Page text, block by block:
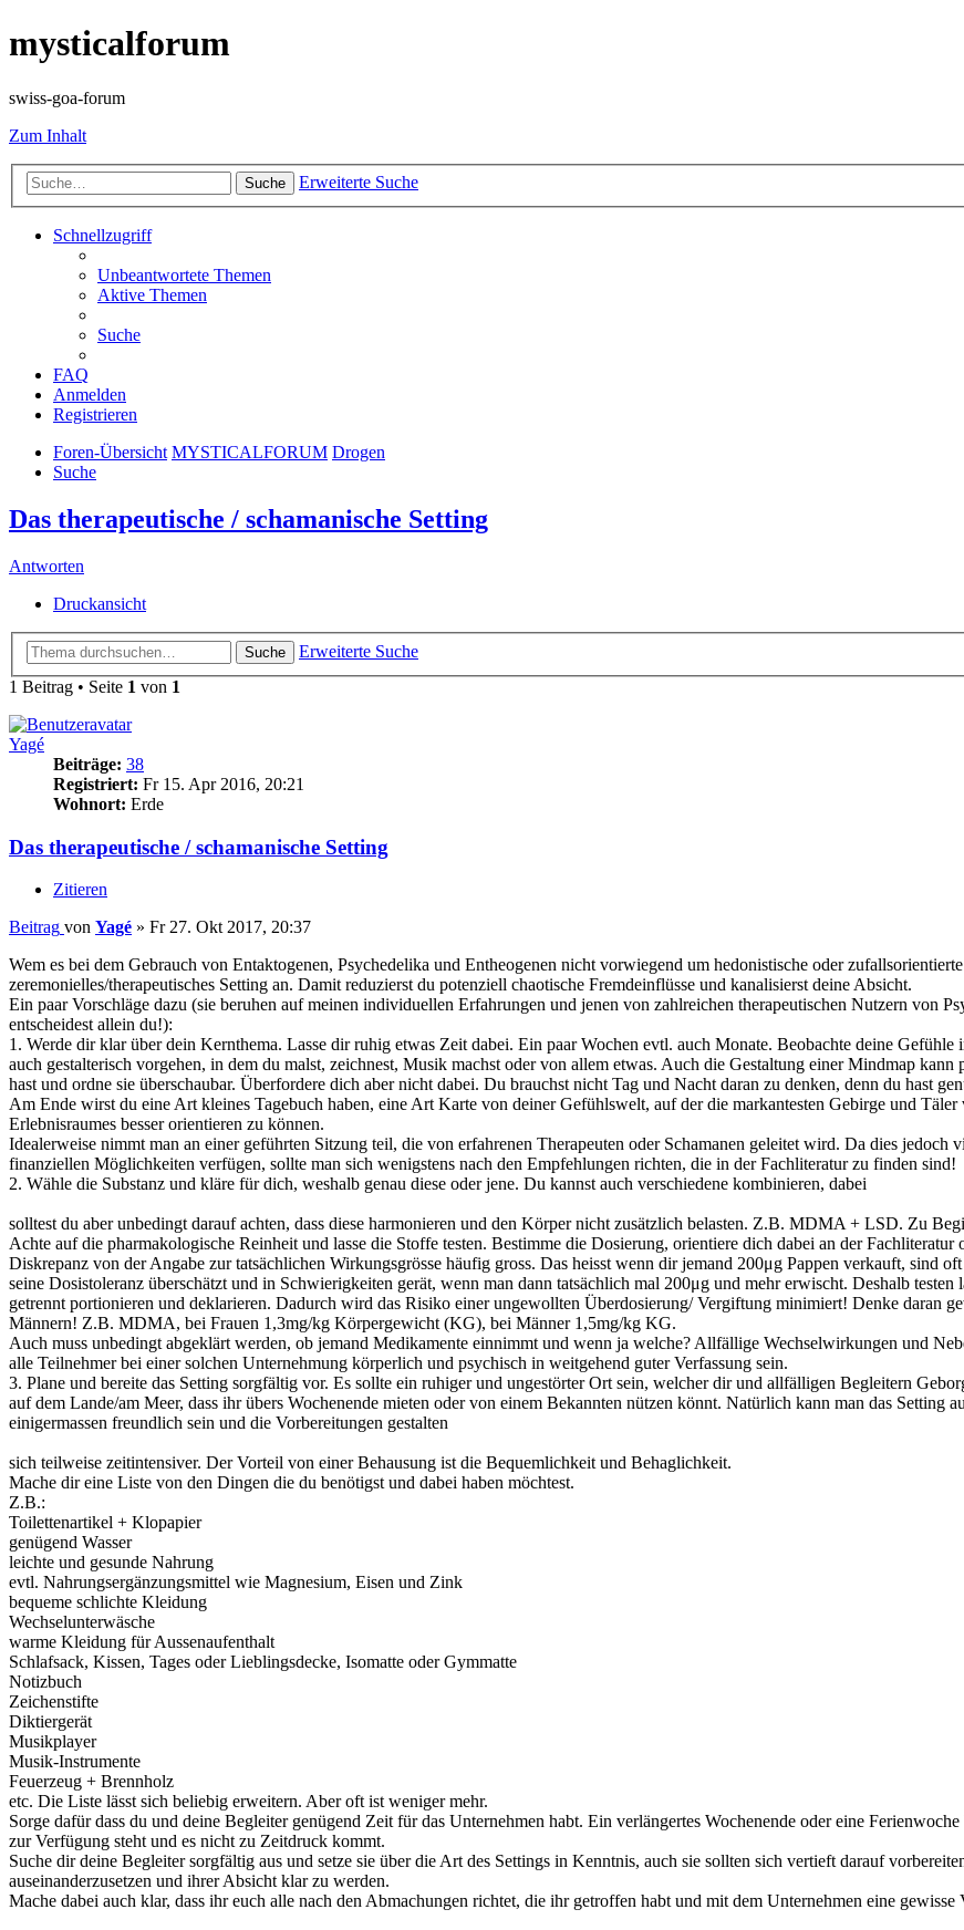
mysticalforum
swiss-goa-forum
Zum Inhalt
Suche Erweiterte Suche
Schnellzugriff
Unbeantwortete Themen
Aktive Themen
Suche
FAQ
Anmelden
Registrieren
Foren-Übersicht MYSTICALFORUM Drogen
Suche
Das therapeutische / schamanische Setting
Antworten
Druckansicht
Suche
Erweiterte Suche
1 Beitrag • Seite 1 von 1
Yagé
Beiträge: 38
Registriert: Fr 15. Apr 2016, 20:21
Wohnort: Erde
Das therapeutische / schamanische Setting
Zitieren
Beitrag von Yagé » Fr 27. Okt 2017, 20:37
Wem es bei dem Gebrauch von Entaktogenen, Psychedelika und Entheogenen nicht vorwiegend um hedonistische oder
zeremonielles/therapeutisches Setting an. Damit reduzierst du potenziell chaotische Fremdeinflüsse und kanalisierst deine Absicht.
Ein paar Vorschläge dazu (sie beruhen auf meinen individuellen Erfahrungen und jenen von zahlreichen therapeutischen Nutzern von
entscheidest allein du!):
1. Werde dir klar über dein Kernthema. Lasse dir ruhig etwas Zeit dabei. Ein paar Wochen evtl. auch Monate. Beobachte deine
auch gestalterisch vorgehen, in dem du malst, zeichnest, Musik machst oder von allem etwas. Auch die Gestaltung einer Mindmap
hast und ordne sie überschaubar. Überfordere dich aber nicht dabei. Du brauchst nicht Tag und Nacht daran zu denken, denn du hast
Am Ende wirst du eine Art kleines Tagebuch haben, eine Art Karte von deiner Gefühlswelt, auf der die markantesten Gebirge und
Erlebnisraumes besser orientieren zu können.
Idealerweise nimmt man an einer geführten Sitzung teil, die von erfahrenen Therapeuten oder Schamanen geleitet wird. Da dies jedoch
finanziellen Möglichkeiten verfügen, sollte man sich wenigstens nach den Empfehlungen richten, die in der Fachliteratur zu finden sind!
2. Wähle die Substanz und kläre für dich, weshalb genau diese oder jene. Du kannst auch verschiedene kombinieren, dabei
solltest du aber unbedingt darauf achten, dass diese harmonieren und den Körper nicht zusätzlich belasten. Z.B. MDMA + LSD. Zu
Achte auf die pharmakologische Reinheit und lasse die Stoffe testen. Bestimme die Dosierung, orientiere dich dabei an der
Diskrepanz von der Angabe zur tatsächlichen Wirkungsgrösse häufig gross. Das heisst wenn dir jemand 200μg Pappen verkauft, sind
seine Dosistoleranz überschätzt und in Schwierigkeiten gerät, wenn man dann tatsächlich mal 200μg und mehr erwischt. Deshalb
getrennt portionieren und deklarieren. Dadurch wird das Risiko einer ungewollten Überdosierung/ Vergiftung minimiert! Denke daran
Männern! Z.B. MDMA, bei Frauen 1,3mg/kg Körpergewicht (KG), bei Männer 1,5mg/kg KG.
Auch muss unbedingt abgeklärt werden, ob jemand Medikamente einnimmt und wenn ja welche? Allfällige Wechselwirkungen und
alle Teilnehmer bei einer solchen Unternehmung körperlich und psychisch in weitgehend guter Verfassung sein.
3. Plane und bereite das Setting sorgfältig vor. Es sollte ein ruhiger und ungestörter Ort sein, welcher dir und allfälligen Begleitern
auf dem Lande/am Meer, dass ihr übers Wochenende mieten oder von einem Bekannten nützen könnt. Natürlich kann man das Setting
einigermassen freundlich sein und die Vorbereitungen gestalten
sich teilweise zeitintensiver. Der Vorteil von einer Behausung ist die Bequemlichkeit und Behaglichkeit.
Mache dir eine Liste von den Dingen die du benötigst und dabei haben möchtest.
Z.B.:
Toilettenartikel + Klopapier
genügend Wasser
leichte und gesunde Nahrung
evtl. Nahrungsergänzungsmittel wie Magnesium, Eisen und Zink
bequeme schlichte Kleidung
Wechselunterwäsche
warme Kleidung für Aussenaufenthalt
Schlafsack, Kissen, Tages oder Lieblingsdecke, Isomatte oder Gymmatte
Notizbuch
Zeichenstifte
Diktiergerät
Musikplayer
Musik-Instrumente
Feuerzeug + Brennholz
etc. Die Liste lässt sich beliebig erweitern. Aber oft ist weniger mehr.
Sorge dafür dass du und deine Begleiter genügend Zeit für das Unternehmen habt. Ein verlängertes Wochenende oder eine
zur Verfügung steht und es nicht zu Zeitdruck kommt.
Suche dir deine Begleiter sorgfältig aus und setze sie über die Art des Settings in Kenntnis, auch sie sollten sich vertieft darauf
auseinanderzusetzen und ihrer Absicht klar zu werden.
Mache dabei auch klar, dass ihr euch alle nach den Abmachungen richtet, die ihr getroffen habt und mit dem Unternehmen eine